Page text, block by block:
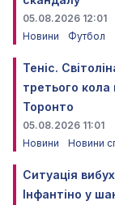
05.08.2026 12:01
Новини
Футбол
Теніс.
третього кола
Торонто
05.08.2026 11:01
Новини
Новини
Ситуація
Інфантіно у